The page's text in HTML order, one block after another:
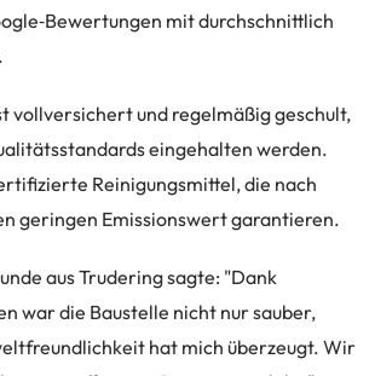
mit durchschnittlich
vollversichert und regelmäßig geschult,
eingehalten werden.
Reinigungsmittel, die nach
geringen Emissionswert garantieren.
aus Trudering sagte: "Dank
war die Baustelle nicht nur sauber,
hat mich überzeugt. Wir